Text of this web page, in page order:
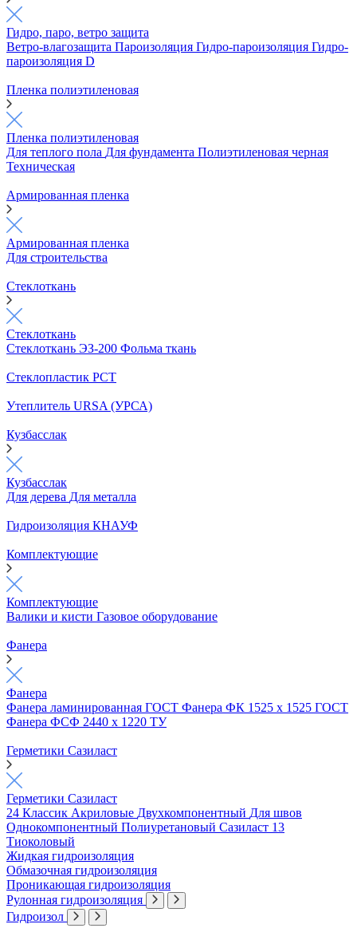
Гидро, паро, ветро защита
Ветро-влагозащита Пароизоляция Гидро-пароизоляция Гидро-
пароизоляция D
Пленка полиэтиленовая
Пленка полиэтиленовая
Для теплого пола Для фундамента Полиэтиленовая черная
Техническая
Армированная пленка
Армированная пленка
Для строительства
Стеклоткань
Стеклоткань
Стеклоткань ЭЗ-200 Фольма ткань
Стеклопластик РСТ
Утеплитель URSA (УРСА)
Кузбасслак
Кузбасслак
Для дерева Для металла
Гидроизоляция КНАУФ
Комплектующие
Комплектующие
Валики и кисти Газовое оборудование
Фанера
Фанера
Фанера ламинированная ГОСТ Фанера ФК 1525 х 1525 ГОСТ
Фанера ФСФ 2440 х 1220 ТУ
Герметики Сазиласт
Герметики Сазиласт
24 Классик Акриловые Двухкомпонентный Для швов
Однокомпонентный Полиуретановый Сазиласт 13
Тиоколовый
Жидкая гидроизоляция
Обмазочная гидроизоляция
Проникающая гидроизоляция
Рулонная гидроизоляция
Гидроизол